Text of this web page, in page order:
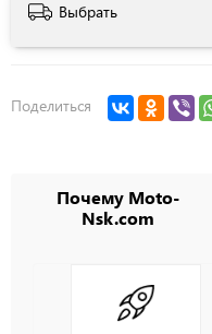
Выбрать
Поделиться
Почему Moto-
Nsk.com